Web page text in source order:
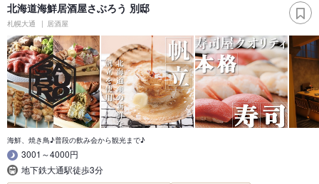
北海道海鮮居酒屋さぶろう 別邸
札幌大通 居酒屋
海鮮、焼き鳥♪普段の飲み会から観光まで♪
3001～4000円
地下鉄大通駅徒歩3分